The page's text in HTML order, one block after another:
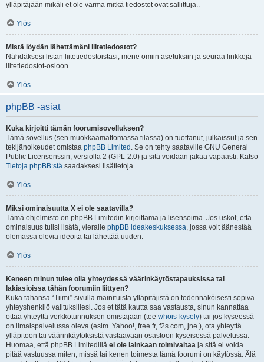
ylläpitäjään mikäli et ole varma mitkä tiedostot ovat sallittuja..
Ylös
Mistä löydän lähettämäni liitetiedostot?
Nähdäksesi listan liitetiedostoistasi, mene omiin asetuksiin ja seuraa linkkejä
liitetiedostot-osioon.
Ylös
phpBB -asiat
Kuka kirjoitti tämän foorumisovelluksen?
Tämä sovellus (sen muokkaamattomassa tilassa) on tuottanut, julkaissut ja sen
tekijänoikeudet omistaa phpBB Limited . Se on tehty saataville GNU General
Public Licensenssin, versiolla 2 (GPL-2.0) ja sitä voidaan jakaa vapaasti. Katso
Tietoja phpBB:stä saadaksesi lisätietoja.
Ylös
Miksi ominaisuutta X ei ole saatavilla?
Tämä ohjelmisto on phpBB Limitedin kirjoittama ja lisensoima. Jos uskot, että
ominaisuus tulisi lisätä, vieraile phpBB ideakeskuksessa, jossa voit äänestää
olemassa olevia ideoita tai lähettää uuden.
Ylös
Keneen minun tulee olla yhteydessä väärinkäytöstapauksissa tai
lakiasioissa tähän foorumiin liittyen?
Kuka tahansa “Tiimi”-sivulla mainituista ylläpitäjistä on todennäköisesti sopiva
yhteyshenkilö valituksillesi. Jos et tätä kautta saa vastausta, sinun kannattaa
ottaa yhteyttä verkkotunnuksen omistajaan (tee whois-kysely) tai jos kyseessä
on ilmaispalvelussa oleva (esim. Yahoo!, free.fr, f2s.com, jne.), ota yhteyttä
ylläpitoon tai väärinkäytöksistä vastaavaan osastoon kyseisessä palvelussa.
Huomaa, että phpBB Limitedillä ei ole lainkaan toimivaltaa ja sitä ei voida
pitää vastuussa miten, missä tai kenen toimesta tämä foorumi on käytössä. Älä